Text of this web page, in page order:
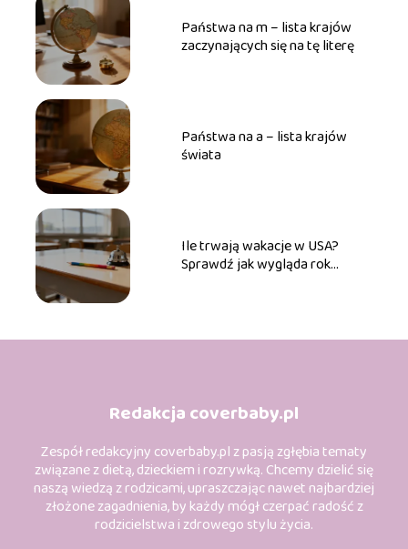
Państwa na m – lista krajów
zaczynających się na tę literę
Państwa na a – lista krajów
świata
Ile trwają wakacje w USA?
Sprawdź jak wygląda rok
Redakcja coverbaby.pl
Zespół redakcyjny coverbaby.pl z pasją zgłębia tematy
związane z dietą, dzieckiem i rozrywką. Chcemy dzielić się
naszą wiedzą z rodzicami, upraszczając nawet najbardziej
złożone zagadnienia, by każdy mógł czerpać radość z
rodzicielstwa i zdrowego stylu życia.